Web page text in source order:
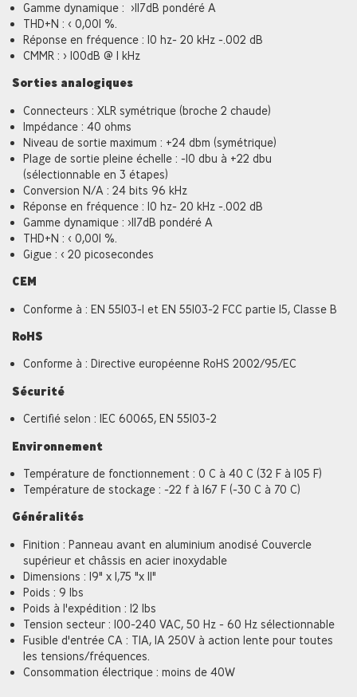
Gamme dynamique : >117dB pondéré A
THD+N : < 0,001 %.
Réponse en fréquence : 10 hz- 20 kHz -.002 dB
CMMR : > 100dB @ 1 kHz
Sorties analogiques
Connecteurs : XLR symétrique (broche 2 chaude)
Impédance : 40 ohms
Niveau de sortie maximum : +24 dbm (symétrique)
Plage de sortie pleine échelle : -10 dbu à +22 dbu
(sélectionnable en 3 étapes)
Conversion N/A : 24 bits 96 kHz
Réponse en fréquence : 10 hz- 20 kHz -.002 dB
Gamme dynamique : >117dB pondéré A
THD+N : < 0,001 %.
Gigue : < 20 picosecondes
CEM
Conforme à : EN 55103-1 et EN 55103-2 FCC partie 15, Classe B
RoHS
Conforme à : Directive européenne RoHS 2002/95/EC
Sécurité
Certifié selon : IEC 60065, EN 55103-2
Environnement
Température de fonctionnement : 0 C à 40 C (32 F à 105 F)
Température de stockage : -22 f à 167 F (-30 C à 70 C)
Généralités
Finition : Panneau avant en aluminium anodisé Couvercle
supérieur et châssis en acier inoxydable
Dimensions : 19" x 1,75 "x 11"
Poids : 9 lbs
Poids à l'expédition : 12 lbs
Tension secteur : 100-240 VAC, 50 Hz - 60 Hz sélectionnable
Fusible d'entrée CA : T1A, 1A 250V à action lente pour toutes
les tensions/fréquences.
Consommation électrique : moins de 40W